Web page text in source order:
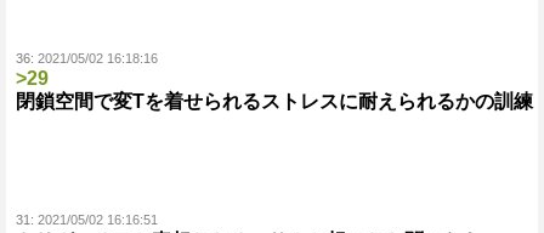
36: 2021/05/02 16:18:16
>29
閉鎖空間で変Tを着せられるストレスに耐えられるかの訓練
31: 2021/05/02 16:16:51